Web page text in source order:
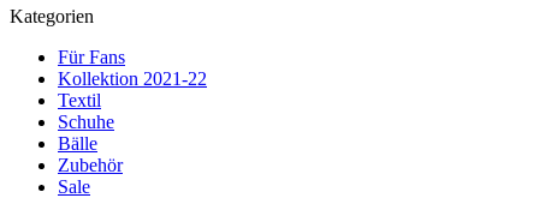
Kategorien
Für Fans
Kollektion 2021-22
Textil
Schuhe
Bälle
Zubehör
Sale